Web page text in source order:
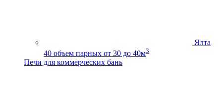
Ялта
40 объем парных от 30 до 40м3
Печи для коммерческих бань